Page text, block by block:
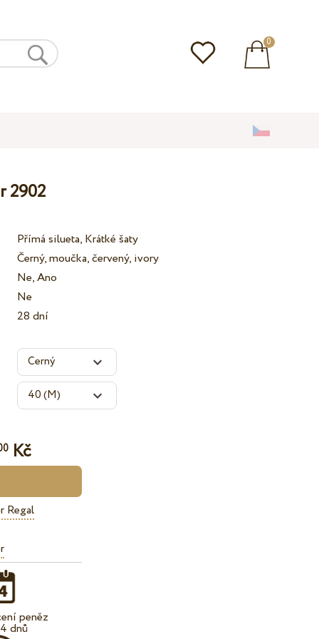
0
2902
Přímá silueta, Krátké šaty
Černý, moučka, červený, ivory
Ne, Ano
Ne
28 dní
Kč
Regal
peněz
dnů